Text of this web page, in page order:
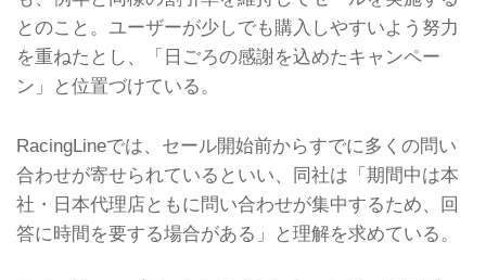
とのこと。ユーザーが少しでも購入しやすいよう努力
を重ねたとし、「日ごろの感謝を込めたキャンペー
ン」と位置づけている。
RacingLineでは、セール開始前からすでに多くの問い
合わせが寄せられているといい、同社は「期間中は本
社・日本代理店ともに問い合わせが集中するため、回
答に時間を要する場合がある」と理解を求めている。